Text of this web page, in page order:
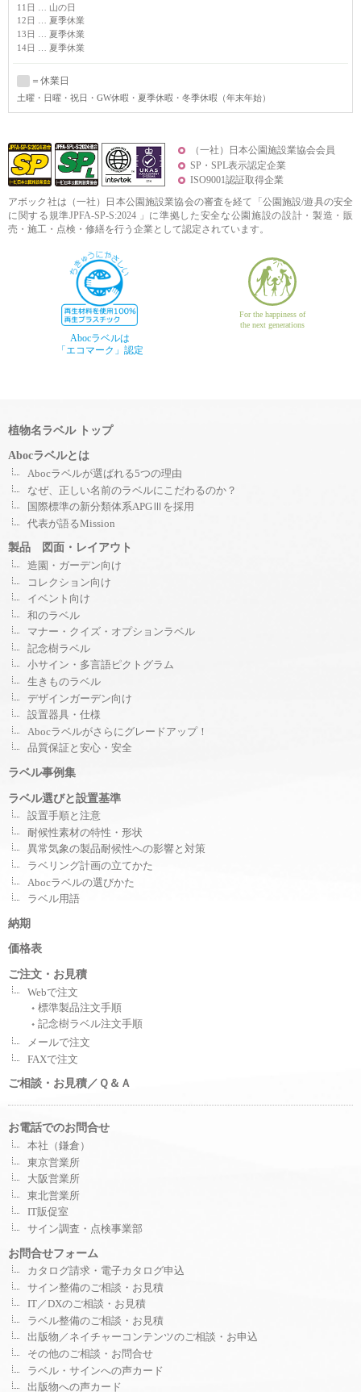
11日 … 山の日
12日 … 夏季休業
13日 … 夏季休業
14日 … 夏季休業
＝休業日
土曜・日曜・祝日・GW休暇・夏季休暇・冬季休暇（年末年始）
（一社）日本公園施設業協会会員
SP・SPL表示認定企業
ISO9001認証取得企業
アボック社は（一社）日本公園施設業協会の審査を経て「公園施設/遊具の安全
に関する規準JPFA-SP-S:2024 」に準拠した安全な公園施設の設計・製造・販
売・施工・点検・修繕を行う企業として認定されています。
Abocラベルは
「エコマーク」認定
For the happiness of
the next generations
植物名ラベル トップ
Abocラベルとは
Abocラベルが選ばれる5つの理由
なぜ、正しい名前のラベルにこだわるのか？
国際標準の新分類体系APGⅢを採用
代表が語るMission
製品 図面・レイアウト
造園・ガーデン向け
コレクション向け
イベント向け
和のラベル
マナー・クイズ・オプションラベル
記念樹ラベル
小サイン・多言語ピクトグラム
生きものラベル
デザインガーデン向け
設置器具・仕様
Abocラベルがさらにグレードアップ！
品質保証と安心・安全
ラベル事例集
ラベル選びと設置基準
設置手順と注意
耐候性素材の特性・形状
異常気象の製品耐候性への影響と対策
ラベリング計画の立てかた
Abocラベルの選びかた
ラベル用語
納期
価格表
ご注文・お見積
Webで注文
標準製品注文手順
記念樹ラベル注文手順
メールで注文
FAXで注文
ご相談・お見積／Ｑ＆Ａ
お電話でのお問合せ
本社（鎌倉）
東京営業所
大阪営業所
東北営業所
IT販促室
サイン調査・点検事業部
お問合せフォーム
カタログ請求・電子カタログ申込
サイン整備のご相談・お見積
IT／DXのご相談・お見積
ラベル整備のご相談・お見積
出版物／ネイチャーコンテンツのご相談・お申込
その他のご相談・お問合せ
ラベル・サインへの声カード
出版物への声カード